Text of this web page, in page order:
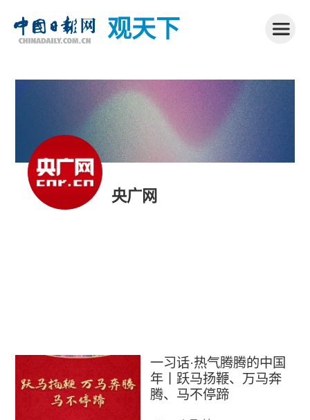
观天下
央广网
一习话·热气腾腾的中国
年丨跃马扬鞭、万马奔
腾、马不停蹄